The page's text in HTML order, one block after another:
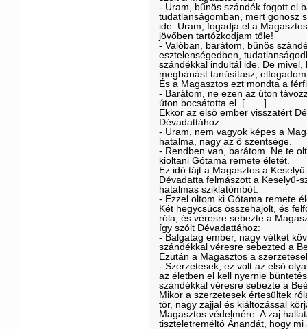
- Uram, bűnös szándék fogott el
tudatlanságomban, mert gonosz
ide. Uram, fogadja el a
jövőben tartózkodjam tőle!
- Valóban, barátom, bűnös
esztelenségedben,
szándékkal indultál ide. De
megbánást tanúsítasz,
És a Magasztos ezt mondta a
- Barátom, ne ezen az úton
úton bocsátotta el. [ . . . ]
Ekkor az elsö ember visszatért
Dévadattához:
- Uram, nem vagyok képes a
hatalma, nagy az ő szentsége.
- Rendben van, barátom. Ne te
kioltani Gótama remete életét.
Ez idő tájt a Magasztos a
Dévadatta felmászott a Keselyű-
hatalmas sziklatömböt:
- Ezzel oltom ki Gótama remete
Két hegycsúcs összehajolt, és
róla, és véresre sebezte a
így szólt Dévadattához:
- Balgatag ember, nagy vétket
szándékkal véresre sebezted a
Ezután a Magasztos a
- Szerzetesek, ez volt az első
az életben el kell nyernie
szándékkal véresre sebezte a
Mikor a szerzetesek értesültek
tör, nagy zajjal és kiáltozással
Magasztos védelmére. A zaj
tiszteletreméltó Ánandát, hogy